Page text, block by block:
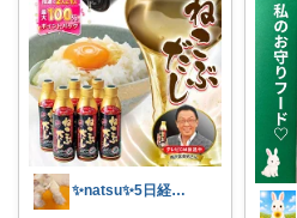
✨natsu✨5日経由購入感謝です🙏✨